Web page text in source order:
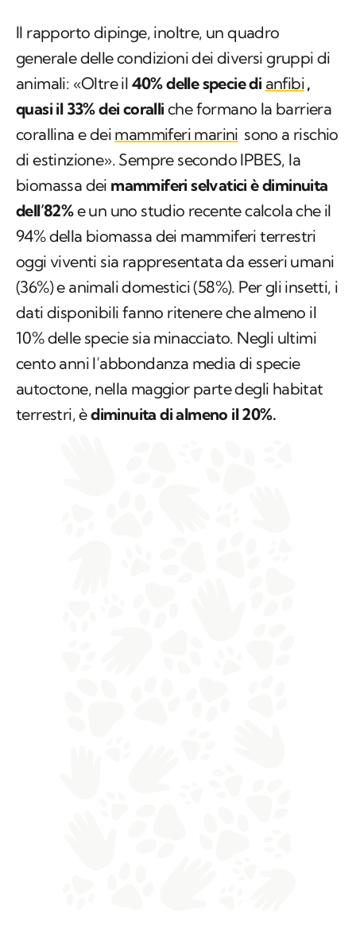
Il rapporto dipinge, inoltre, un quadro
generale delle condizioni dei diversi gruppi di
animali: «Oltre il 40% delle specie di anfibi,
quasi il 33% dei coralli che formano la barriera
corallina e dei mammiferi marini sono a rischio
di estinzione». Sempre secondo IPBES, la
biomassa dei mammiferi selvatici è diminuita
dell’82%e un uno studio recente calcola che il
94% della biomassa dei mammiferi terrestri
oggi viventi sia rappresentata da esseri umani
(36%) e animali domestici (58%). Per gli insetti, i
dati disponibili fanno ritenere che almeno il
10% delle specie sia minacciato. Negli ultimi
cento anni l’abbondanza media di specie
autoctone, nella maggior parte degli habitat
terrestri, èdiminuita di almeno il 20%.